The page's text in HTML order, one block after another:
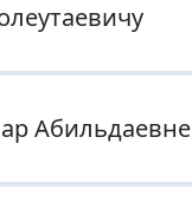
Абильдаевне